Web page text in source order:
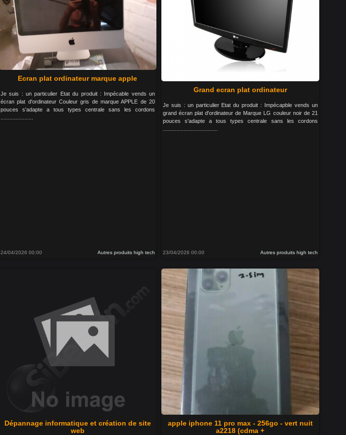
Ecran plat ordinateur marque apple
Je suis : un particulier Etat du produit : Impécable vends un
écran plat d'ordinateur Couleur gris de marque APPLE de 20
pouces s'adapte a tous types centrale sans les cordons
24/04/2026 00:00 Autres produits high tech
Grand ecran plat ordinateur
Je suis : un particulier Etat du produit : Impécapble vends un
grand écran plat d'ordinateur de Marque LG couleur noir de 21
pouces s'adapte a tous types centrale sans les cordons
23/04/2026 00:00 Autres produits high tech
Dépannage informatique et création de site
web
apple iphone 11 pro max - 256go - vert nuit
a2218 (cdma +